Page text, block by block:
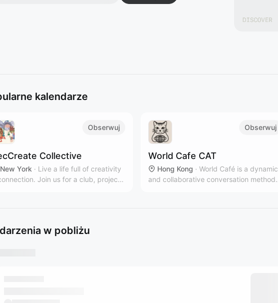
kalendarze
Obserwuj
Collective
New York · Live a life full of creativity
Join us for a club, project,
Obserwuj
World Cafe CAT
Hong Kong · World Café is a dynamic
and collaborative conversation method
w pobliżu